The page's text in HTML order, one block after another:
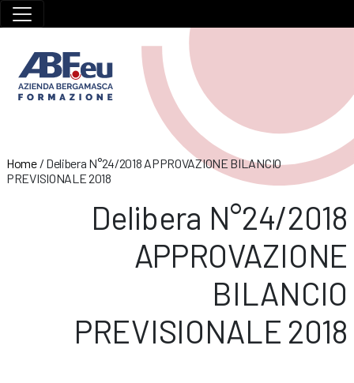
Home/ Delibera N°24/2018 APPROVAZIONE BILANCIO
PREVISIONALE 2018
Delibera N°24/2018
APPROVAZIONE
BILANCIO
PREVISIONALE 2018